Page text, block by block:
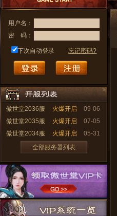
用户名：
密
码：
下次自动登录 忘记密码?
傲世堂2036服 火爆开启
09-06
傲世堂2035服
火爆开启
07-05
傲世堂2034服
火爆开启
05-31
全部服务器列表